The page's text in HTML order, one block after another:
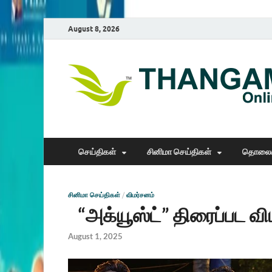
August 8, 2026
செய்திகள் சினிமா செய்திகள்
சினிமா செய்திகள் / விமர்சனம்
“அக்யூஸ்ட்” திரைப்பட
August 1, 2025